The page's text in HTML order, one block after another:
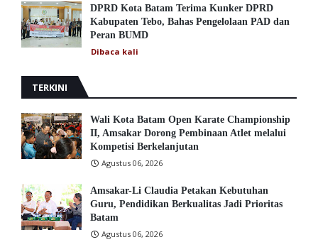
DPRD Kota Batam Terima Kunker DPRD
Kabupaten Tebo, Bahas Pengelolaan PAD dan
Peran BUMD
Dibaca kali
TERKINI
Wali Kota Batam Open Karate Championship
II, Amsakar Dorong Pembinaan Atlet melalui
Kompetisi Berkelanjutan
Agustus 06, 2026
Amsakar-Li Claudia Petakan Kebutuhan
Guru, Pendidikan Berkualitas Jadi Prioritas
Batam
Agustus 06, 2026